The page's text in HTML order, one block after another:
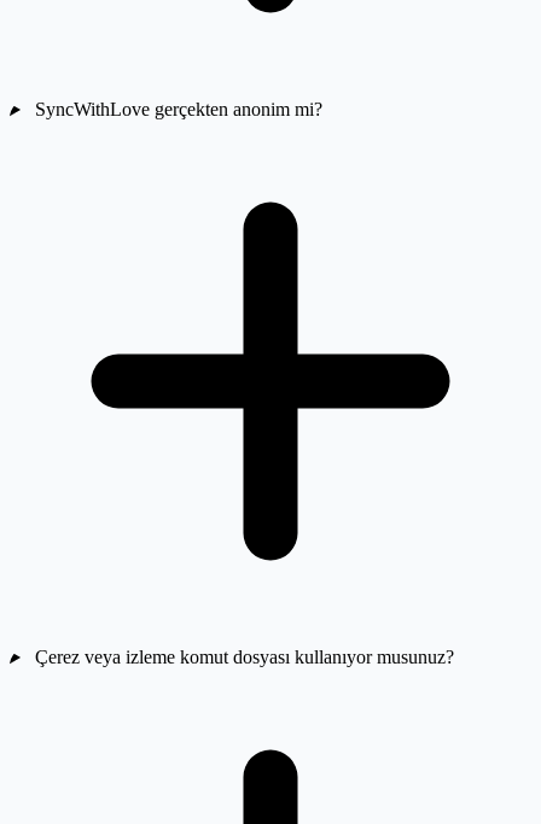
SyncWithLove gerçekten anonim mi?
Çerez veya izleme komut dosyası kullanıyor musunuz?